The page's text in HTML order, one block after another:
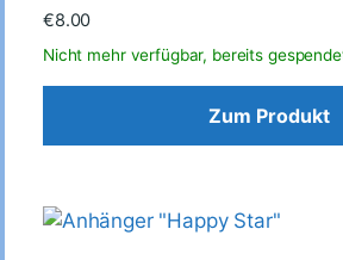
€8.00
Zum Produkt